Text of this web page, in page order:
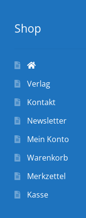
Shop
Verlag
Kontakt
Newsletter
Mein Konto
Warenkorb
Merkzettel
Kasse